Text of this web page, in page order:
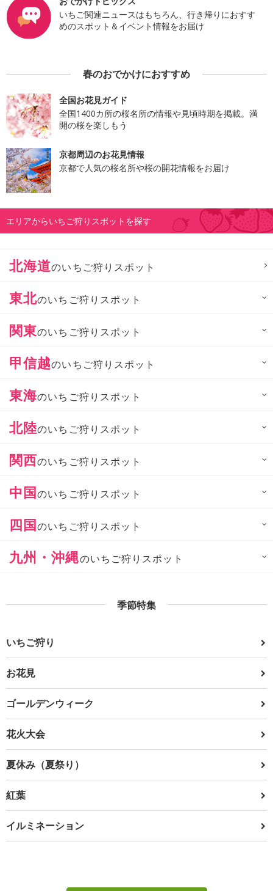
いちご関連ニュースはもちろん、行き帰りにおすす
めのスポット＆イベント情報をお届け
春のおでかけにおすすめ
全国お花見ガイド
全国1400カ所の桜名所の情報や見頃時期を掲載。満
開の桜を楽しもう
京都周辺のお花見情報
京都で人気の桜名所や桜の開花情報をお届け
エリアからいちご狩りスポットを探す
北海道のいちご狩りスポット
東北のいちご狩りスポット
関東のいちご狩りスポット
甲信越のいちご狩りスポット
東海のいちご狩りスポット
北陸のいちご狩りスポット
関西のいちご狩りスポット
中国のいちご狩りスポット
四国のいちご狩りスポット
九州・沖縄のいちご狩りスポット
季節特集
いちご狩り
お花見
ゴールデンウィーク
花火大会
夏休み（夏祭り）
紅葉
イルミネーション